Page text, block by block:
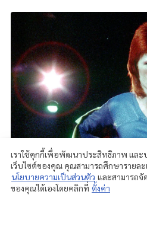
เราใช้คุกกี้เพื่อพัฒนาประสิทธิภาพ และ
เว็บไซต์ของคุณ คุณสามารถศึกษารายละ
นโยบายความเป็นส่วนตัว และสามารถจั
ของคุณได้เองโดยคลิกที่ ตั้งค่า